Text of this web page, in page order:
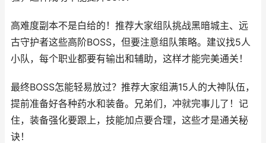
高难度副本不是白给的！推荐大家组队挑战黑暗城主、远
古守护者这些高阶BOSS，但要注意组队策略。建议找5人
小队，每个职业都要有输出和辅助，这样才能完美通关！
最终BOSS怎能轻易放过？推荐大家组满15人的大神队伍，
提前准备好各种药水和装备。兄弟们，冲就完事儿了！记
住，装备强化要跟上，技能加点要合理，这些才是通关秘
诀！